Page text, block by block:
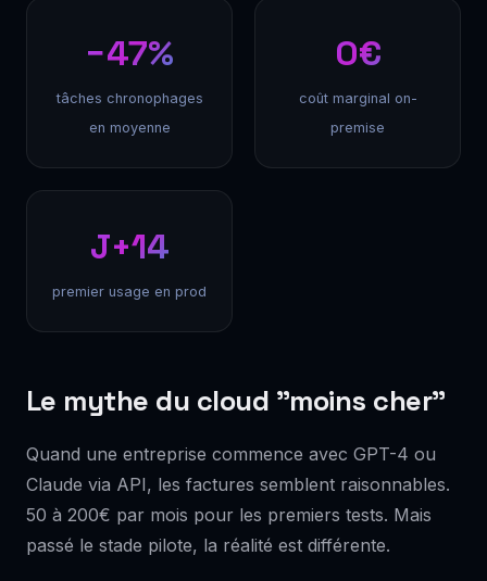
−47%
tâches chronophages
en moyenne
0€
coût marginal on-
premise
J+14
premier usage en prod
Le mythe du cloud "moins cher"
Quand une entreprise commence avec GPT-4 ou
Claude via API, les factures semblent raisonnables.
50 à 200€ par mois pour les premiers tests. Mais
passé le stade pilote, la réalité est différente.